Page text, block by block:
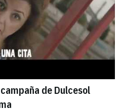
de Dulcesol